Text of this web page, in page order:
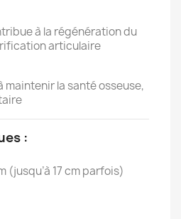
à la régénération du
articulaire
maintenir la santé osseuse,
:
(jusqu’à 17 cm parfois)